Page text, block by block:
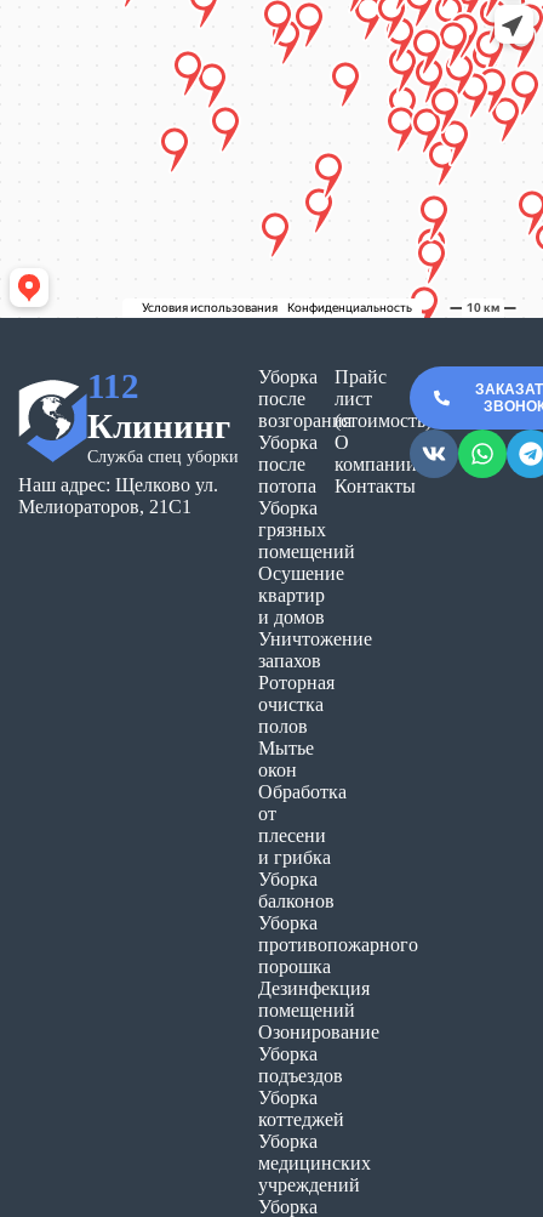
112
Клининг
Служба спец уборки
Наш адрес: Щелково ул.
Мелиораторов, 21С1
Уборка
после
возгорания
Уборка
после
потопа
Уборка
грязных
помещений
Осушение
квартир
и домов
Уничтожение
запахов
Роторная
очистка
полов
Мытье
окон
Обработка
от
плесени
и грибка
Уборка
балконов
Уборка
противопожарного
порошка
Дезинфекция
помещений
Озонирование
Уборка
подъездов
Уборка
коттеджей
Уборка
медицинских
учреждений
Уборка
Прайс
лист
(стоимость)
О
компании
Контакты